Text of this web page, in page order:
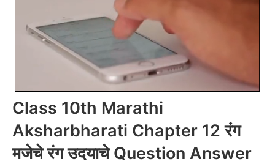
Class 10th Marathi
Aksharbharati Chapter 12 रंग
मजेचे रंग उदयाचे Question Answer